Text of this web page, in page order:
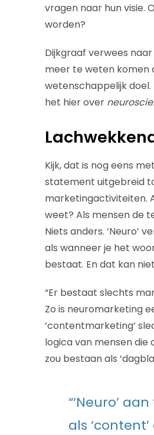
vragen naar hun visie.
worden?
Dijkgraaf verwees
meer te weten komen
wetenschappelijk doel.
het hier over
Kijk, dat is nog eens
statement uitgebreid
marketingactiviteiten.
weet? Als mensen de
Niets anders. ‘Neuro’
als wanneer je het
bestaat. En dat kan
“Er bestaat slechts
Zo is neuromarketing
‘contentmarketing’
logica van mensen die
zou bestaan als
“‘Neuro’
als